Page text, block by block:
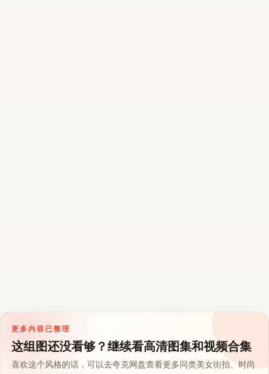
更多内容已整理
这组图还没看够？继续看高清图集和视频合集
喜欢这个风格的话，可以去夸克网盘查看更多同类美女街拍、时尚